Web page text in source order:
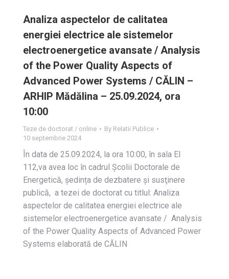
Analiza aspectelor de calitatea
energiei electrice ale sistemelor
electroenergetice avansate / Analysis
of the Power Quality Aspects of
Advanced Power Systems / CĂLIN –
ARHIP Mădălina – 25.09.2024, ora
10:00
Teze de doctorat / online By Relatii Publice
10 septembrie 2024
În data de 25.09.2024, la ora 10:00, în sala EI
112,va avea loc în cadrul Școlii Doctorale de
Energetică, ședința de dezbatere și susţinere
publică, a tezei de doctorat cu titlul: Analiza
aspectelor de calitatea energiei electrice ale
sistemelor electroenergetice avansate / Analysis
of the Power Quality Aspects of Advanced Power
Systems elaborată de CĂLIN